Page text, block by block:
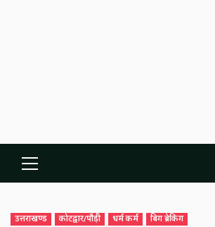
Primary
Menu
उत्तराखण्ड कोटद्वार/पौड़ी धर्म कर्म बिग ब्रेकिंग